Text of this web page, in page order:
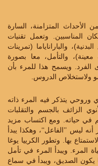
الأحداث المتزامنة، السارة
المناسبين. وتعمل تقنيات
والباراناياما (تمرينات
معينة)، والتأمل، معا بصورة
الفرد. ويسمح هذا للمرء بأن
ولاستخلاص الدروس.
وروحي يتذكر فيه المرء ذاته
الزائف بالجسم والتقلبات
في حياته. ومع اكتساب مزيد
ليس ’’الفاعل‘‘، وهكذا يبدأ
بها. وتطور الكرييا يوغا
المرء. ويبدأ المرء في تأمل
يكون الصديق، ويبدأ في سماع